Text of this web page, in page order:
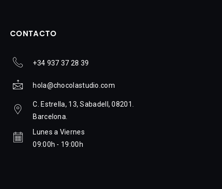
CONTACTO
+34 937 37 28 39
hola@chocolastudio.com
C. Estrella, 13, Sabadell, 08201.
Barcelona.
Lunes a Viernes
09:00h - 19:00h